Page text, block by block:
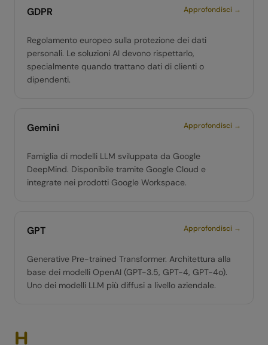
GDPR Approfondisci →
Regolamento europeo sulla protezione dei dati
personali. Le soluzioni AI devono rispettarlo,
specialmente quando trattano dati di clienti o
dipendenti.
Gemini Approfondisci →
Famiglia di modelli LLM sviluppata da Google
DeepMind. Disponibile tramite Google Cloud e
integrate nei prodotti Google Workspace.
GPT Approfondisci →
Generative Pre-trained Transformer. Architettura alla
base dei modelli OpenAI (GPT-3.5, GPT-4, GPT-4o).
Uno dei modelli LLM più diffusi a livello aziendale.
H